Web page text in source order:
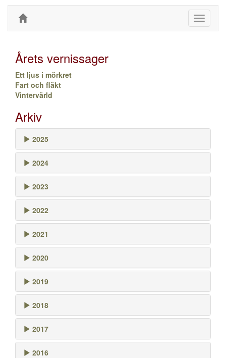
Toggle
Årets vernissager
Ett ljus i mörkret
Fart och fläkt
Vintervärld
Arkiv
2025
2024
2023
2022
2021
2020
2019
2018
2017
2016